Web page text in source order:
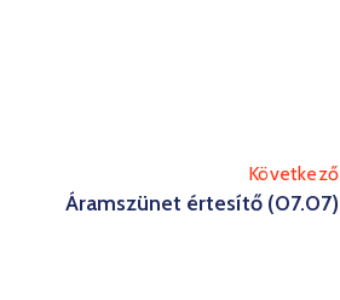
Következő
Áramszünet értesítő (07.07)